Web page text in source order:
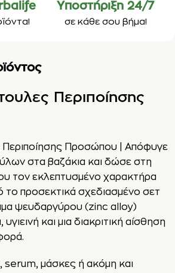
Υποστήριξη 24/7
σε κάθε σου βήμα!
Περιποίησης
Περιποίησης Προσώπου | Απόφυγε
στα βαζάκια και δώσε στη
τον εκλεπτυσμένο χαρακτήρα
το προσεκτικά σχεδιασμένο σετ
ψευδαργύρου (zinc alloy)
και μια διακριτική αίσθηση
serum, μάσκες ή ακόμη και